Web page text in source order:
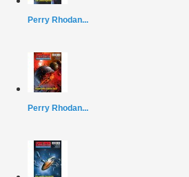
Perry Rhodan...
Perry Rhodan...